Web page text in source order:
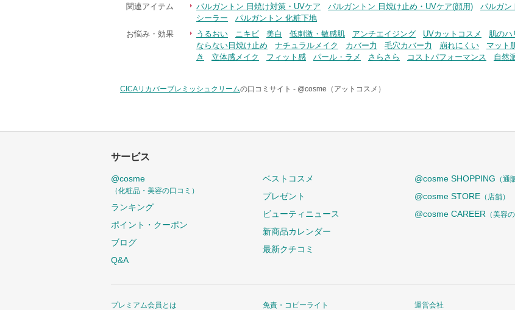
関連アイテム パルガントン 日焼け対策・UVケア パルガントン 日焼け止め・UVケア(顔用) パルガン
シーラー
パルガントン 化粧下地
お悩み・効果
うるおい ニキビ 美白 低刺激・敏感肌 アンチエイジング UVカットコスメ 肌のハ
ならない日焼け止め
ナチュラルメイク カバー力 毛穴カバー力 崩れにくい マット
き
立体感メイク フィット感 パール・ラメ さらさら コストパフォーマンス 自然
CICAリカバーブレミッシュクリームの口コミサイト - @cosme（アットコスメ）
サービス
@cosme
（化粧品・美容の口コミ）
ランキング
ポイント・クーポン
ブログ
Q&A
ベストコスメ
プレゼント
ビューティニュース
新商品カレンダー
最新クチコミ
@cosme SHOPPING （通
@cosme STORE （店舗）
@cosme CAREER （美容
プレミアム会員とは
免責・コピーライト
運営会社